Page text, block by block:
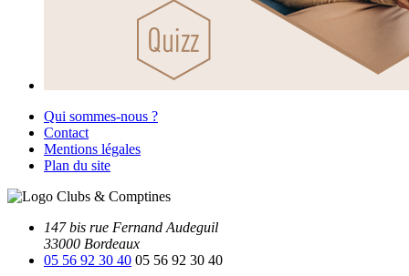
Qui sommes-nous ?
Contact
Mentions légales
Plan du site
147 bis rue Fernand Audeguil
33000 Bordeaux
05 56 92 30 40 05 56 92 30 40